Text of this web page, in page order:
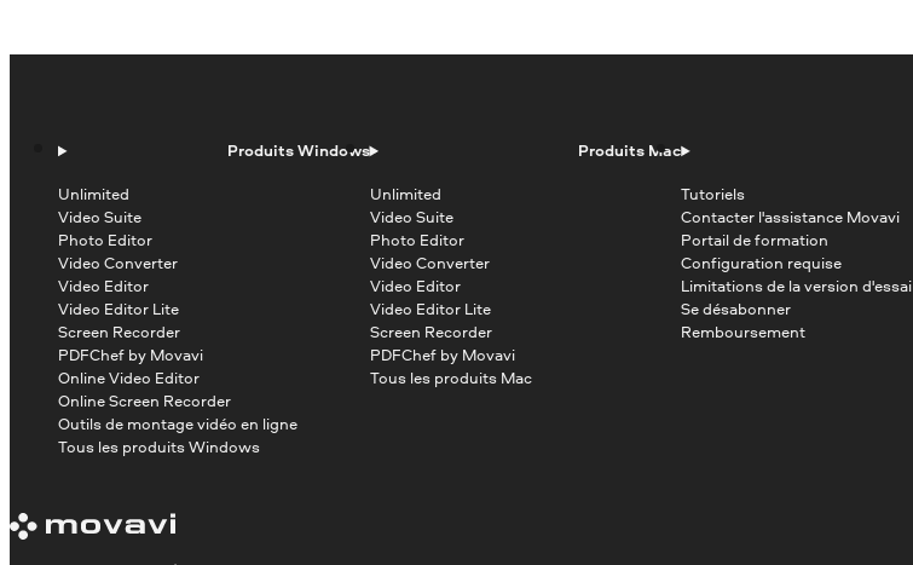
Produits Windows
Unlimited
Video Suite
Photo Editor
Video Converter
Video Editor
Video Editor Lite
Screen Recorder
PDFChef by Movavi
Online Video Editor
Online Screen Recorder
Outils de montage vidéo en ligne
Tous les produits Windows
Produits Mac
Unlimited
Video Suite
Photo Editor
Video Converter
Video Editor
Video Editor Lite
Screen Recorder
PDFChef by Movavi
Tous les produits Mac
Tutoriels
Contacter l'assistance Movavi
Portail de formation
Configuration requise
Limitations de la version d'essai
Se désabonner
Remboursement